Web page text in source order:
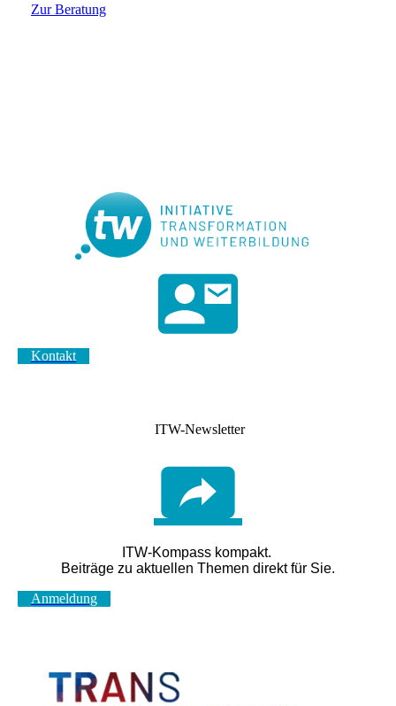
Zur Beratung
Kontakt
ITW-Newsletter
ITW-Kompass kompakt.
Beiträge zu aktuellen Themen direkt für Sie.
Anmeldung